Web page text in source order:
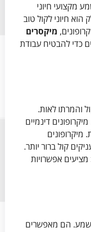
מקצועי חיוני
חיוני לקול טוב
מיקסרים
כדי להבטיח עבודת
והמרתו לאות.
דינמיים
מיקרופונים
קול ברור יותר.
מותגים כמו Shure ו-Sennheiser מציעים אפשרויות
הם מאפשרים